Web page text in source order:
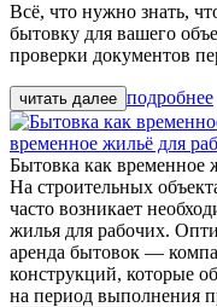
Всё, что нужно знать,
бытовку для вашего
проверки документов
подробнее
временное жильё для
Бытовка как временное
На строительных
часто возникает
жилья для рабочих.
аренда бытовок —
конструкций, которые
на период выполнения